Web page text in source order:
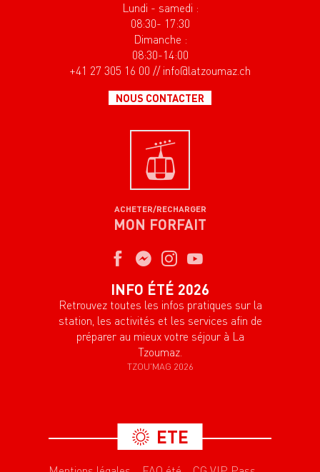
Lundi - samedi :
08:30- 17:30
Dimanche :
08:30-14:00
+41 27 305 16 00 // info@latzoumaz.ch
NOUS CONTACTER
ACHETER/RECHARGER
MON FORFAIT
INFO ÉTÉ 2026
Retrouvez toutes les infos pratiques sur la
station, les activités et les services afin de
préparer au mieux votre séjour à La
Tzoumaz.
TZOU'MAG 2026
ETE